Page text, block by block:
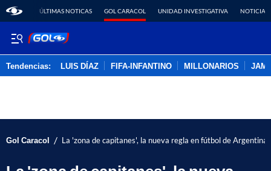
ÚLTIMAS NOTICAS GOL CARACOL UNIDAD INVESTIGATIVA NOTICIAS
Tendencias: LUIS DÍAZ FIFA-INFANTINO MILLONARIOS
Gol Caracol / La 'zona de capitanes', la nueva regla en fútbol de Argentina: